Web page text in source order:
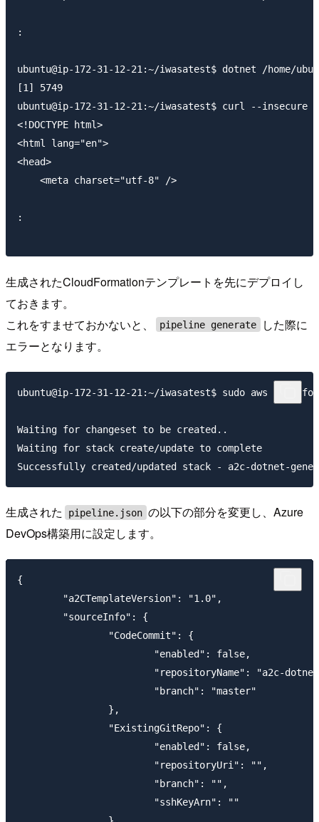
:
ubuntu@ip-172-31-12-21:~/iwasatest$ dotnet /home/
[1] 5749
ubuntu@ip-172-31-12-21:~/iwasatest$ curl --
<!DOCTYPE html>
<html lang="en">
<head>
    <meta charset="utf-8" />
:
生成されたCloudFormationテンプレートを先にデプロイし
ておきます。
これをすませておかないと、
pipeline generate
した際に
エラーとなります。
ubuntu@ip-172-31-12-21:~/iwasatest$ sudo aws
Waiting for changeset to be created..
Waiting for stack create/update to complete
生成された pipeline.json の以下の部分を変更し、Azure
DevOps構築用に設定します。
{
        "a2CTemplateVersion": "1.0",
        "sourceInfo": {
                "CodeCommit": {
                        "enabled": false,
"repositoryName": "a2c-
                        "branch": "master"
                },
                "ExistingGitRepo": {
                        "enabled": false,
                        "repositoryUri": "",
                        "branch": "",
                        "sshKeyArn": ""